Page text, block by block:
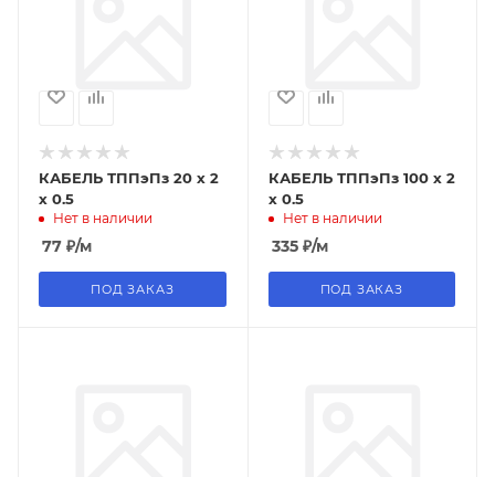
КАБЕЛЬ ТППэПз 20 х 2
х 0.5
Нет в наличии
77 ₽/м
ПОД ЗАКАЗ
КАБЕЛЬ ТППэПз 100 х 2
х 0.5
Нет в наличии
335₽/м
ПОД ЗАКАЗ